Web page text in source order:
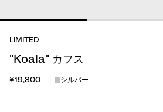
LIMITED
"Koala" カフス
¥19,800 シルバー